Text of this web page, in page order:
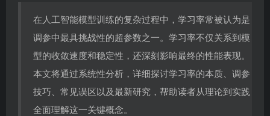
在人工智能模型训练的复杂过程中，学习率常被认为是
调参中最具挑战性的超参数之一。学习率不仅关系到模
型的收敛速度和稳定性，还深刻影响最终的性能表现。
本文将通过系统性分析，详细探讨学习率的本质、调参
技巧、常见误区以及最新研究，帮助读者从理论到实践
全面理解这一关键概念。